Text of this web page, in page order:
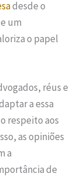
desde o
um
o papel
réus e
a essa
respeito aos
as opiniões
a
de